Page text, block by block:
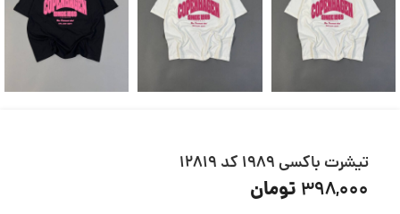
تیشرت باکسی 1989 کد 12819
398,000 تومان